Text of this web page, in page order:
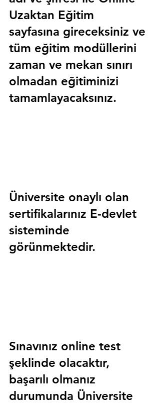
Uzaktan Eğitim
sayfasına gireceksiniz ve
tüm eğitim modüllerini
zaman ve mekan sınırı
olmadan eğitiminizi
tamamlayacaksınız.
Üniversite onaylı olan
sertifikalarınız E-devlet
sisteminde
görünmektedir.
Sınavınız online test
şeklinde olacaktır,
başarılı olmanız
durumunda Üniversite